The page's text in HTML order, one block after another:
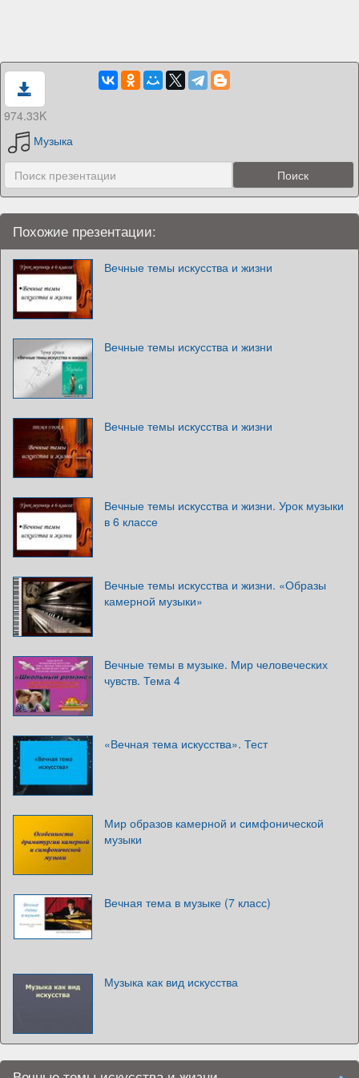
974.33K
Музыка
Похожие презентации:
Вечные темы искусства и жизни
Вечные темы искусства и жизни
Вечные темы искусства и жизни
Вечные темы искусства и жизни. Урок музыки
в 6 классе
Вечные темы искусства и жизни. «Образы
камерной музыки»
Вечные темы в музыке. Мир человеческих
чувств. Тема 4
«Вечная тема искусства». Тест
Мир образов камерной и симфонической
музыки
Вечная тема в музыке (7 класс)
Музыка как вид искусства